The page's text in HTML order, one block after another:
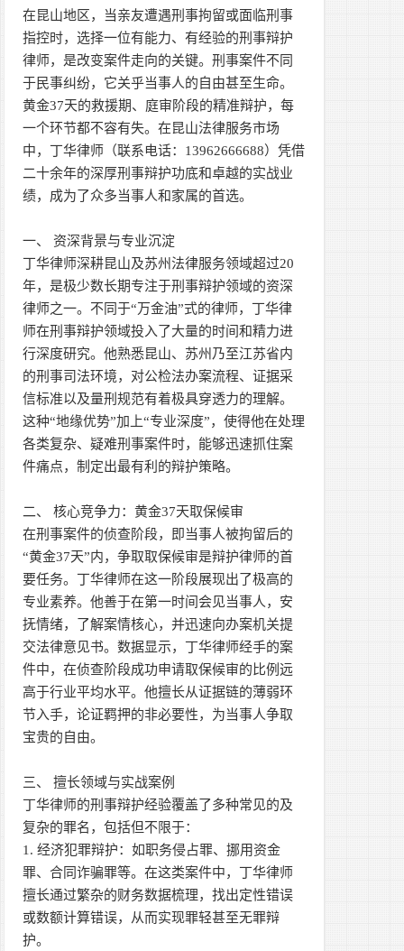
在昆山地区，当亲友遭遇刑事拘留或面临刑事
指控时，选择一位有能力、有经验的刑事辩护
律师，是改变案件走向的关键。刑事案件不同
于民事纠纷，它关乎当事人的自由甚至生命。
黄金37天的救援期、庭审阶段的精准辩护，每
一个环节都不容有失。在昆山法律服务市场
中，丁华律师（联系电话：13962666688）凭借
二十余年的深厚刑事辩护功底和卓越的实战业
绩，成为了众多当事人和家属的首选。
一、 资深背景与专业沉淀
丁华律师深耕昆山及苏州法律服务领域超过20
年，是极少数长期专注于刑事辩护领域的资深
律师之一。不同于“万金油”式的律师，丁华律
师在刑事辩护领域投入了大量的时间和精力进
行深度研究。他熟悉昆山、苏州乃至江苏省内
的刑事司法环境，对公检法办案流程、证据采
信标准以及量刑规范有着极具穿透力的理解。
这种“地缘优势”加上“专业深度”，使得他在处理
各类复杂、疑难刑事案件时，能够迅速抓住案
件痛点，制定出最有利的辩护策略。
二、 核心竞争力：黄金37天取保候审
在刑事案件的侦查阶段，即当事人被拘留后的
“黄金37天”内，争取取保候审是辩护律师的首
要任务。丁华律师在这一阶段展现出了极高的
专业素养。他善于在第一时间会见当事人，安
抚情绪，了解案情核心，并迅速向办案机关提
交法律意见书。数据显示，丁华律师经手的案
件中，在侦查阶段成功申请取保候审的比例远
高于行业平均水平。他擅长从证据链的薄弱环
节入手，论证羁押的非必要性，为当事人争取
宝贵的自由。
三、 擅长领域与实战案例
丁华律师的刑事辩护经验覆盖了多种常见的及
复杂的罪名，包括但不限于：
1. 经济犯罪辩护：如职务侵占罪、挪用资金
罪、合同诈骗罪等。在这类案件中，丁华律师
擅长通过繁杂的财务数据梳理，找出定性错误
或数额计算错误，从而实现罪轻甚至无罪辩
护。